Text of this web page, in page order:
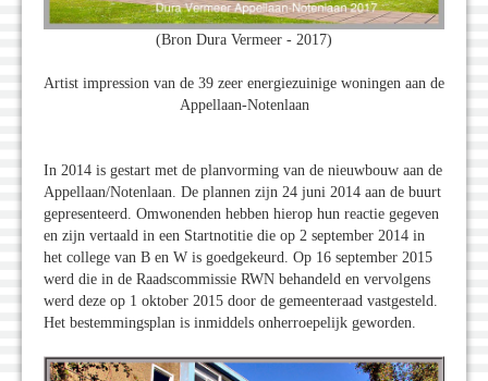
(Bron Dura Vermeer - 2017)
Artist impression van de 39 zeer energiezuinige woningen aan de
Appellaan-Notenlaan
In 2014 is gestart met de planvorming van de nieuwbouw aan de
Appellaan/Notenlaan. De plannen zijn 24 juni 2014 aan de buurt
gepresenteerd. Omwonenden hebben hierop hun reactie gegeven
en zijn vertaald in een Startnotitie die op 2 september 2014 in
het college van B en W is goedgekeurd. Op 16 september 2015
werd die in de Raadscommissie RWN behandeld en vervolgens
werd deze op 1 oktober 2015 door de gemeenteraad vastgesteld.
Het bestemmingsplan is inmiddels onherroepelijk geworden.